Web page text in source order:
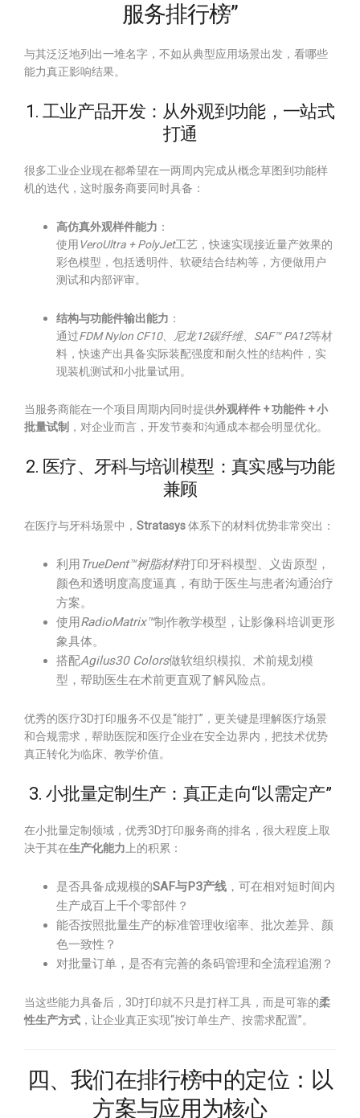
服务排行榜”
与其泛泛地列出一堆名字，不如从典型应用场景出发，看哪些
能力真正影响结果。
1. 工业产品开发：从外观到功能，一站式
打通
很多工业企业现在都希望在一两周内完成从概念草图到功能样
机的迭代，这时服务商要同时具备：
高仿真外观样件能力 ：
使用 VeroUltra + PolyJet工艺，快速实现接近量产效果的
彩色模型，包括透明件、软硬结合结构等，方便做用户
测试和内部评审。
结构与功能件输出能力 ：
通过FDM Nylon CF10、尼龙12碳纤维、 SAF™ PA12等材
料，快速产出具备实际装配强度和耐久性的结构件，实
现装机测试和小批量试用。
当服务商能在一个项目周期内同时提供外观样件 + 功能件 + 小
批量试制 ，对企业而言，开发节奏和沟通成本都会明显优化。
2. 医疗、牙科与培训模型：真实感与功能
兼顾
在医疗与牙科场景中， Stratasys体系下的材料优势非常突出：
利用 TrueDent™树脂材料打印牙科模型、义齿原型，
颜色和透明度高度逼真，有助于医生与患者沟通治疗
方案。
使用RadioMatrix™制作教学模型，让影像科培训更形
象具体。
搭配Agilus30 Colors做软组织模拟、术前规划模
型，帮助医生在术前更直观了解风险点。
优秀的医疗3D打印服务不仅是“能打”，更关键是理解医疗场景
和合规需求，帮助医院和医疗企业在安全边界内，把技术优势
真正转化为临床、教学价值。
3. 小批量定制生产：真正走向“以需定产”
在小批量定制领域，优秀3D打印服务商的排名，很大程度上取
决于其在生产化能力 上的积累：
是否具备成规模的SAF与P3产线 ，可在相对短时间内
生产成百上千个零部件？
能否按照批量生产的标准管理收缩率、批次差异、颜
色一致性？
对批量订单，是否有完善的条码管理和全流程追溯？
当这些能力具备后，3D打印就不只是打样工具，而是可靠的柔
性生产方式 ，让企业真正实现“按订单生产、按需求配置”。
四、我们在排行榜中的定位：以
方案与应用为核心